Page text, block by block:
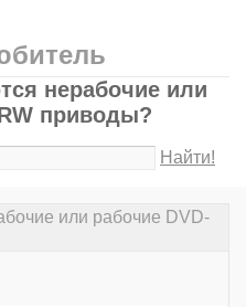
нерабочие или
приводы?
Найти!
или рабочие DVD-